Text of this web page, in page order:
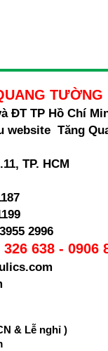
TƯỜNG
ĐT TP Hồ Chí
website Tăng
TP. HCM
2996
638 - 0906
& Lễ nghỉ )